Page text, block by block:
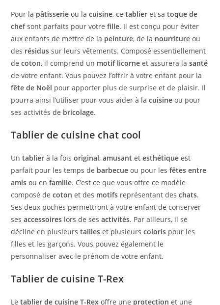
Pour la pâtisserie ou lacuisine, cetablier et satoque de
chefsont parfaits pour votrefille. Il est conçu pour éviter
aux enfants de mettre de la peinture, de la nourriture ou
des résidus sur leurs vêtements. Composé essentiellement
decoton, il comprend un motif licorne et assurera lasanté
de votre enfant. Vous pouvez l’offrir à votre enfant pour la
fête de Noël pour apporter plus de surprise et de plaisir. Il
pourra ainsi l’utiliser pour vous aider à lacuisine ou pour
ses activités de bricolage.
Tablier de cuisine chat cool
Untablier à la foisoriginal,amusantetesthétique est
parfait pour les temps de barbecue ou pour lesfêtes entre
amis ou enfamille. C’est ce que vous offre ce modèle
composé decotonet des motifs représentant deschats.
Ses deux poches permettront à votre enfant de conserver
sesaccessoires lors de sesactivités. Par ailleurs, il se
décline en plusieurstailles et plusieurscoloris pour les
filles et les garçons. Vous pouvez également le
personnaliser avec le prénom de votre enfant.
Tablier de cuisine T-Rex
Letablier de cuisine T-Rex offre une protection et une